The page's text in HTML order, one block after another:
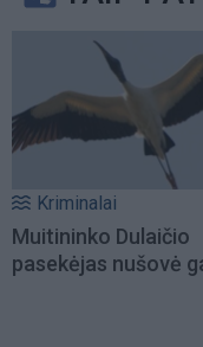
Kriminalai
Muitininko Dulaičio
pasekėjas nušovė